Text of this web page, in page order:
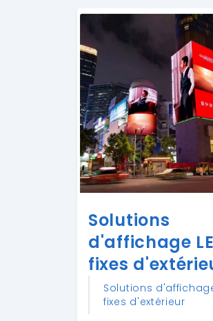
Solutions
d'affichage
fixes
Solutions
fixes d'extérieur